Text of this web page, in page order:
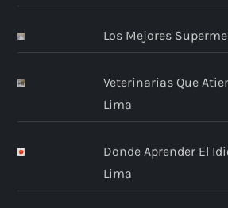
Los Mejores
Veterinarias Que
Lima
Donde Aprender El
Lima